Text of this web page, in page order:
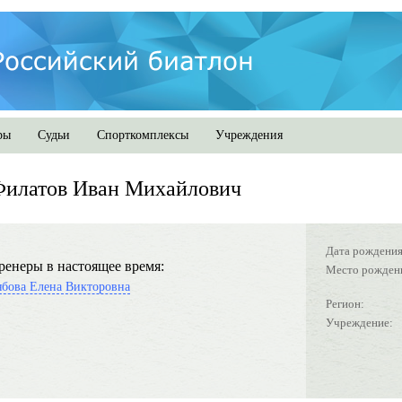
Судьи Спорткомплексы Учреждения
Иван Михайлович
Дата
Место
Регион:
Учреждение:
в настоящее время:
Елена Викторовна